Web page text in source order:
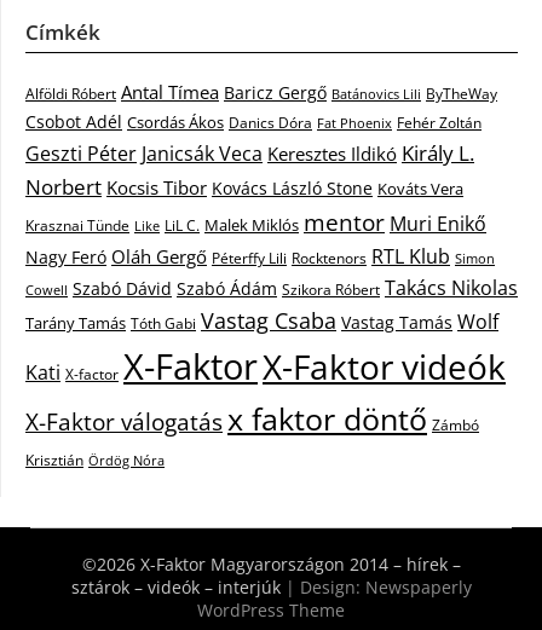
Címkék
Alföldi Róbert Antal Tímea Baricz Gergő Batánovics Lili ByTheWay
Csobot Adél Csordás Ákos Danics Dóra Fat Phoenix Fehér Zoltán
Geszti Péter Janicsák Veca Keresztes Ildikó Király L.
Norbert Kocsis Tibor Kovács László Stone Kováts Vera
Krasznai Tünde Like LiL C. Malek Miklós mentor Muri Enikő
Nagy Feró Oláh Gergő Péterffy Lili Rocktenors RTL Klub Simon
Cowell Szabó Dávid Szabó Ádám Szikora Róbert Takács Nikolas
Tarány Tamás Tóth Gabi Vastag Csaba Vastag Tamás Wolf
Kati X-factor X-FaktorX-Faktor videók
X-Faktor válogatásx faktor döntő Zámbó
Krisztián Ördög Nóra
©2026 X-Faktor Magyarországon 2014 – hírek –
sztárok – videók – interjúk | Design: Newspaperly
WordPress Theme